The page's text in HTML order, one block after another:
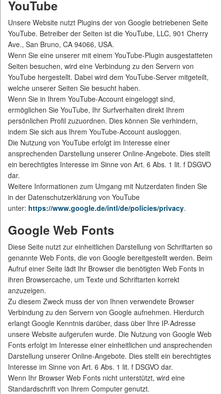
YouTube
Unsere Website nutzt Plugins der von Google betriebenen Seite
YouTube. Betreiber der Seiten ist die YouTube, LLC, 901 Cherry
Ave., San Bruno, CA 94066, USA.
Wenn Sie eine unserer mit einem YouTube-Plugin ausgestatteten
Seiten besuchen, wird eine Verbindung zu den Servern von
YouTube hergestellt. Dabei wird dem YouTube-Server mitgeteilt,
welche unserer Seiten Sie besucht haben.
Wenn Sie in Ihrem YouTube-Account eingeloggt sind,
ermöglichen Sie YouTube, Ihr Surfverhalten direkt Ihrem
persönlichen Profil zuzuordnen. Dies können Sie verhindern,
indem Sie sich aus Ihrem YouTube-Account ausloggen.
Die Nutzung von YouTube erfolgt im Interesse einer
ansprechenden Darstellung unserer Online-Angebote. Dies stellt
ein berechtigtes Interesse im Sinne von Art. 6 Abs. 1 lit. f DSGVO
dar.
Weitere Informationen zum Umgang mit Nutzerdaten finden Sie
in der Datenschutzerklärung von YouTube
unter: https://www.google.de/intl/de/policies/privacy.
Google Web Fonts
Diese Seite nutzt zur einheitlichen Darstellung von Schriftarten so
genannte Web Fonts, die von Google bereitgestellt werden. Beim
Aufruf einer Seite lädt Ihr Browser die benötigten Web Fonts in
ihren Browsercache, um Texte und Schriftarten korrekt
anzuzeigen.
Zu diesem Zweck muss der von Ihnen verwendete Browser
Verbindung zu den Servern von Google aufnehmen. Hierdurch
erlangt Google Kenntnis darüber, dass über Ihre IP-Adresse
unsere Website aufgerufen wurde. Die Nutzung von Google Web
Fonts erfolgt im Interesse einer einheitlichen und ansprechenden
Darstellung unserer Online-Angebote. Dies stellt ein berechtigtes
Interesse im Sinne von Art. 6 Abs. 1 lit. f DSGVO dar.
Wenn Ihr Browser Web Fonts nicht unterstützt, wird eine
Standardschrift von Ihrem Computer genutzt.